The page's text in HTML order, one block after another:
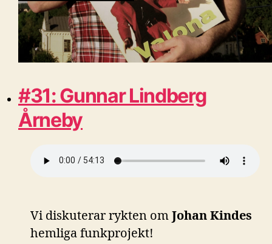
#31: Gunnar Lindberg
Årneby
Vi diskuterar rykten om Johan Kindes
hemliga funkprojekt!